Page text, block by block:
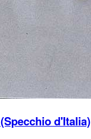
d'Italia)